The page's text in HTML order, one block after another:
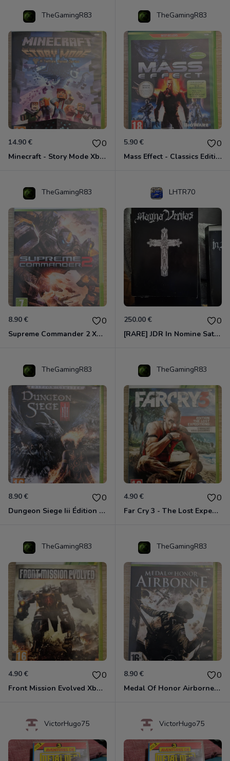
TheGamingR83
14.90 € 0
Minecraft - Story Mode Xbox 360
TheGamingR83
5.90 € 0
Mass Effect - Classics Edition Xbox 360
TheGamingR83
8.90 € 0
Supreme Commander 2 Xbox 360
LHTR70
250.00 € 0
[RARE] JDR In Nomine Satanis / Magna Veritas – 1ère Édition BOÎTE (DOS BLANC, 1989) - CROC / Siroz
TheGamingR83
8.90 € 0
Dungeon Siege Iii Édition Limitée - Vf Intégrale Xbox 360
TheGamingR83
4.90 € 0
Far Cry 3 - The Lost Expeditions - Edition Spéciale Xbox 360
TheGamingR83
4.90 € 0
Front Mission Evolved Xbox 360
TheGamingR83
8.90 € 0
Medal Of Honor Airborne Xbox 360
VictorHugo75 VictorHugo75